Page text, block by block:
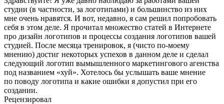
студии (в частности, за логотипами) и большинство из них
мне очень нравятся. И вот, недавно, я сам решил попробовать
себя в этом деле. Я прочитал множество статей в Интернете
про дизайн логотипов и процессы создания логотипов вашей
студией. После месяца тренировок, я (чисто по-моему
мнению) достиг некоторых успехов в данном деле и сделал
следующий логотип вымышленного маркетингового агенства
под названием «хуй». Хотелось бы услышать ваше мнение
по поводу логотипа и какие ошибки я допустил при его
создании.
Рецензировал